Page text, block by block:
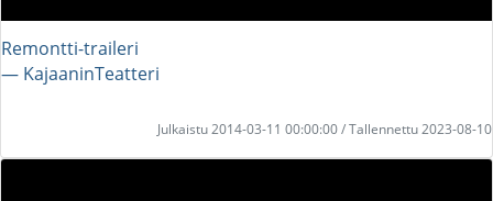
Remontti-traileri
― KajaaninTeatteri
Julkaistu 2014-03-11 00:00:00 / Tallennettu 2023-08-10